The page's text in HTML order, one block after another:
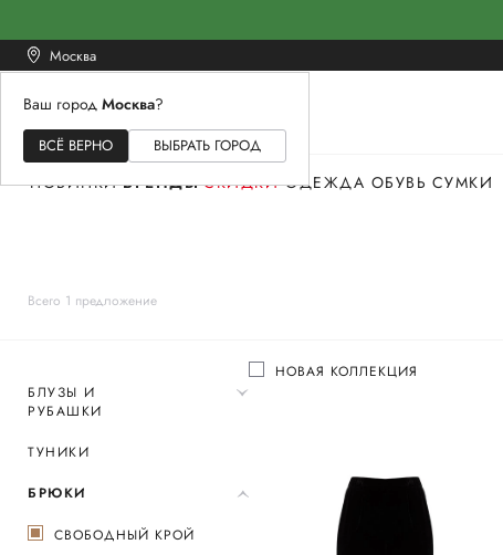
Москва
Ваш город Москва?
ВСЁ ВЕРНО ВЫБРАТЬ ГОРОД
ЖЕНСКОЕМУЖСКОЕ
НОВИНКИ БРЕНДЫ СКИДКИ ОДЕЖДА ОБУВЬ СУМКИ
Всего 1 предложение
БЛУЗЫ И
РУБАШКИ
ТУНИКИ
БРЮКИ
СВОБОДНЫЙ КРОЙ
НОВАЯ КОЛЛЕКЦИЯ